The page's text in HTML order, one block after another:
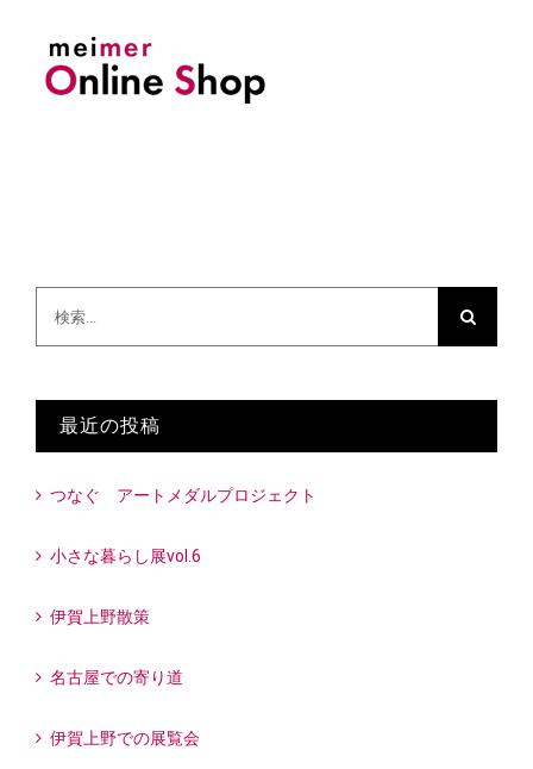
最近の投稿
つなぐ アートメダルプロジェクト
小さな暮らし展vol.6
伊賀上野散策
名古屋での寄り道
伊賀上野での展覧会